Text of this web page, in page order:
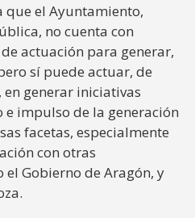
que el Ayuntamiento,
no cuenta con
actuación para generar,
sí puede actuar, de
generar iniciativas
impulso de la generación
facetas, especialmente
con otras
Gobierno de Aragón, y